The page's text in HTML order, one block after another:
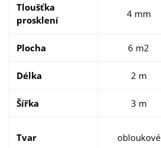
Tloušťka
prosklení
4 mm
Plocha 6 m2
Délka 2 m
Šířka 3 m
Tvar obloukové